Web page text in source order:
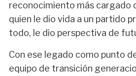
reconocimiento más cargado
quien le dio vida a un partido
todo, le dio perspectiva de
Con ese legado como punto
equipo de transición